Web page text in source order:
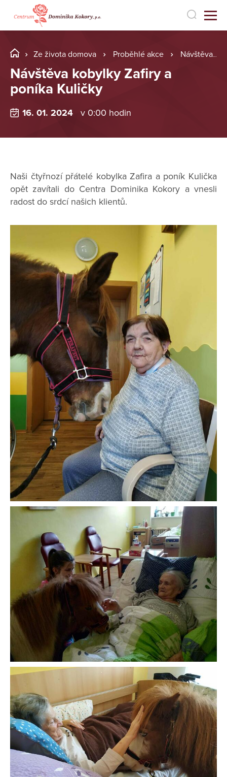
Ze života domova Proběhlé akce Návštěva kobylky Zafiry a poníka Kuličky
Návštěva kobylky Zafiry a
poníka Kuličky
16. 01. 2024 v 0:00 hodin
Naši čtyřnozí přátelé kobylka Zafira a poník Kulička
opět zavítali do Centra Dominika Kokory a vnesli
radost do srdcí našich klientů.